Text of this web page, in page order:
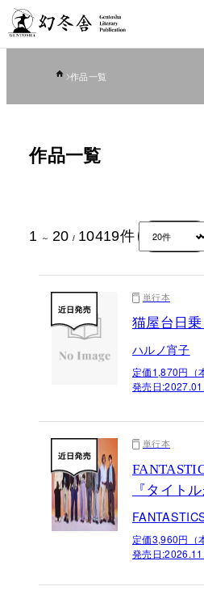
作品一覧
作品一覧
1 ～ 20 / 10419件
単行本
猫屋台日
ハルノ宵子
定価1,870円（
発売日:
単行本
『タイトル
定価3,960円（
発売日: